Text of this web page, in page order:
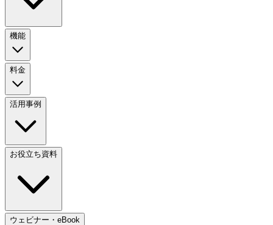
機能
料金
活用事例
お役立ち資料
ウェビナー・eBook